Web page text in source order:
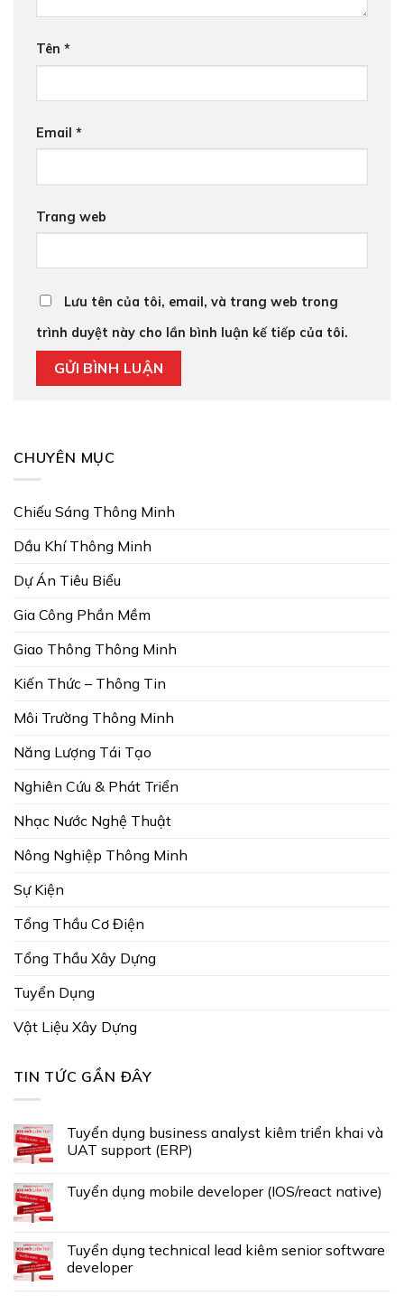
Tên *
Email *
Trang web
Lưu tên của tôi, email, và trang web trong
trình duyệt này cho lần bình luận kế tiếp của tôi.
CHUYÊN MỤC
Chiếu Sáng Thông Minh
Dầu Khí Thông Minh
Dự Án Tiêu Biểu
Gia Công Phần Mềm
Giao Thông Thông Minh
Kiến Thức – Thông Tin
Môi Trường Thông Minh
Năng Lượng Tái Tạo
Nghiên Cứu & Phát Triển
Nhạc Nước Nghệ Thuật
Nông Nghiệp Thông Minh
Sự Kiện
Tổng Thầu Cơ Điện
Tổng Thầu Xây Dựng
Tuyển Dụng
Vật Liệu Xây Dựng
TIN TỨC GẦN ĐÂY
Tuyển dụng business analyst kiêm triển khai và
UAT support (ERP)
Tuyển dụng mobile developer (IOS/react native)
Tuyển dụng technical lead kiêm senior software
developer